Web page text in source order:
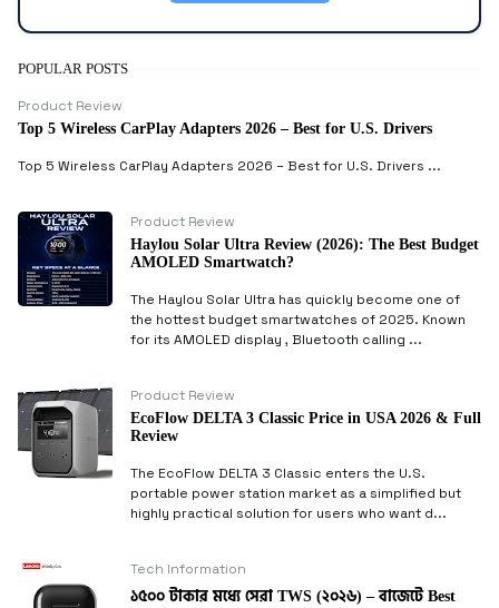
POPULAR POSTS
Product Review
Top 5 Wireless CarPlay Adapters 2026 – Best for U.S. Drivers
Top 5 Wireless CarPlay Adapters 2026 – Best for U.S. Drivers ...
Product Review
Haylou Solar Ultra Review (2026): The Best Budget
AMOLED Smartwatch?
The Haylou Solar Ultra has quickly become one of
the hottest budget smartwatches of 2025. Known
for its AMOLED display , Bluetooth calling ...
Product Review
EcoFlow DELTA 3 Classic Price in USA 2026 & Full
Review
The EcoFlow DELTA 3 Classic enters the U.S.
portable power station market as a simplified but
highly practical solution for users who want d...
Tech Information
১৫০০ টাকার মধ্যে সেরা TWS (২০২৬) – বাজেটে Best